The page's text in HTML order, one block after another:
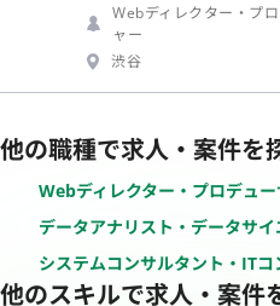
Webディレクター・プ
ャー
渋谷
他の職種で求人・案件を
Webディレクター・プロデュ
データアナリスト・データサイ
システムコンサルタント・ITコ
他のスキルで求人・案件